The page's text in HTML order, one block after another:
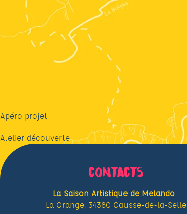
Apéro projet
Atelier découverte
contacts
La Saison Artistique de Melando
La Grange, 34380 Causse-de-la-Selle